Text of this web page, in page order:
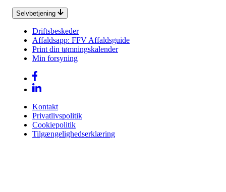
Selvbetjening
Driftsbeskeder
Affaldsapp: FFV Affaldsguide
Print din tømningskalender
Min forsyning
Kontakt
Privatlivspolitik
Cookiepolitik
Tilgængelighedserklæring